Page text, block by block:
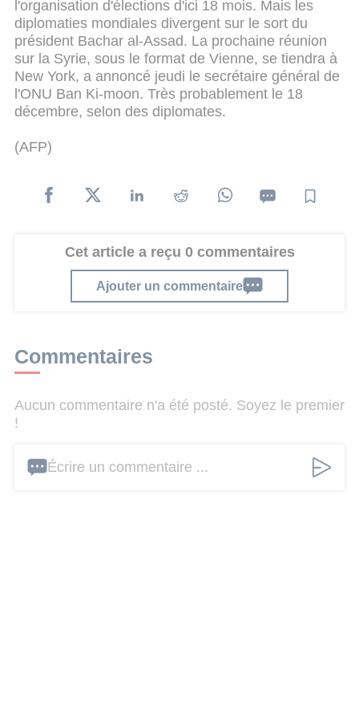
l'organisation d'élections d'ici 18 mois. Mais les
diplomaties mondiales divergent sur le sort du
président Bachar al-Assad. La prochaine réunion
sur la Syrie, sous le format de Vienne, se tiendra à
New York, a annoncé jeudi le secrétaire général de
l'ONU Ban Ki-moon. Très probablement le 18
décembre, selon des diplomates.
(AFP)
Cet article a reçu 0 commentaires
Ajouter un commentaire
Commentaires
Aucun commentaire n'a été posté. Soyez le premier
!
Écrire un commentaire ...